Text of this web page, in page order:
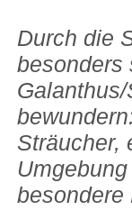
Durch die
besonders
Sträucher,
besondere